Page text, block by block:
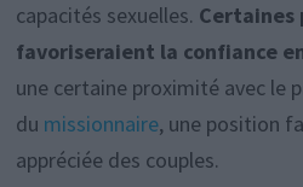
capacités sexuelles. Certaines
favoriseraient la confiance
une certaine proximité avec le
du missionnaire, une position
appréciée des couples.